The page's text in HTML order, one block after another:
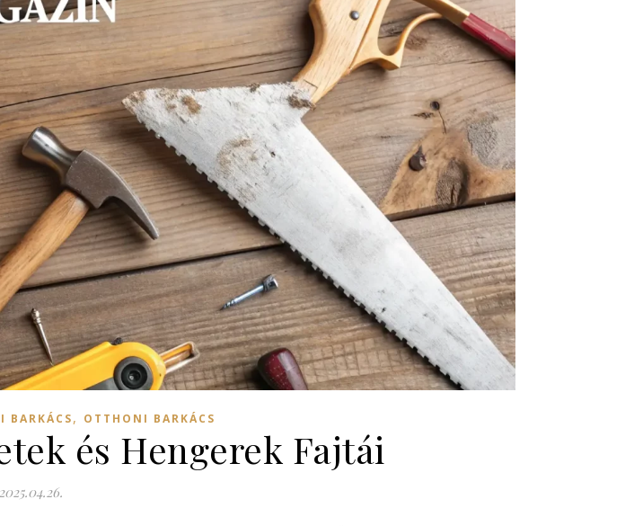
BARKÁCS, OTTHONI BARKÁCS
és Hengerek Fajtái
2025.04.26.